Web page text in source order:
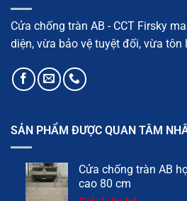
Cửa chống tràn AB - CCT Firsky
diện, vừa bảo vệ tuyệt đối, vừa tôn
SẢN PHẨM ĐƯỢC QUAN TÂM
Cửa chống tràn AB
cao 80 cm